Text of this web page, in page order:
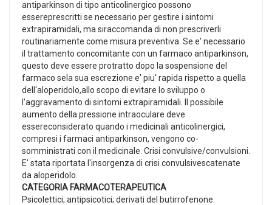
antiparkinson di tipo anticolinergico possono
essereprescritti se necessario per gestire i sintomi
extrapiramidali, ma siraccomanda di non prescriverli
routinariamente come misura preventiva. Se e' necessario
il trattamento concomitante con un farmaco antiparkinson,
questo deve essere protratto dopo la sospensione del
farmaco sela sua escrezione e' piu' rapida rispetto a quella
dell'aloperidolo,allo scopo di evitare lo sviluppo o
l'aggravamento di sintomi extrapiramidali. Il possibile
aumento della pressione intraoculare deve
essereconsiderato quando i medicinali anticolinergici,
compresi i farmaci antiparkinson, vengono co-
somministrati con il medicinale. Crisi convulsive/convulsioni.
E' stata riportata l'insorgenza di crisi convulsivescatenate
da aloperidolo.
CATEGORIA FARMACOTERAPEUTICA
Psicolettici; antipsicotici; derivati del butirrofenone.